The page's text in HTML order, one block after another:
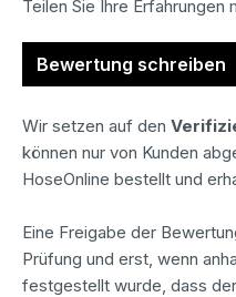
Teilen Sie Ihre Erfahrungen
Bewertung schreiben
Wir setzen auf den
können nur von Kunden
HoseOnline bestellt und
Eine Freigabe der
Prüfung und erst, wenn
festgestellt wurde, dass